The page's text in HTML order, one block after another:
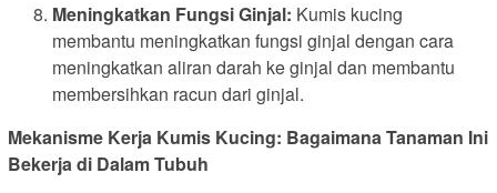
Meningkatkan Fungsi Ginjal: Kumis kucing
membantu meningkatkan fungsi ginjal dengan cara
meningkatkan aliran darah ke ginjal dan membantu
membersihkan racun dari ginjal.
Mekanisme Kerja Kumis Kucing: Bagaimana Tanaman Ini
Bekerja di Dalam Tubuh